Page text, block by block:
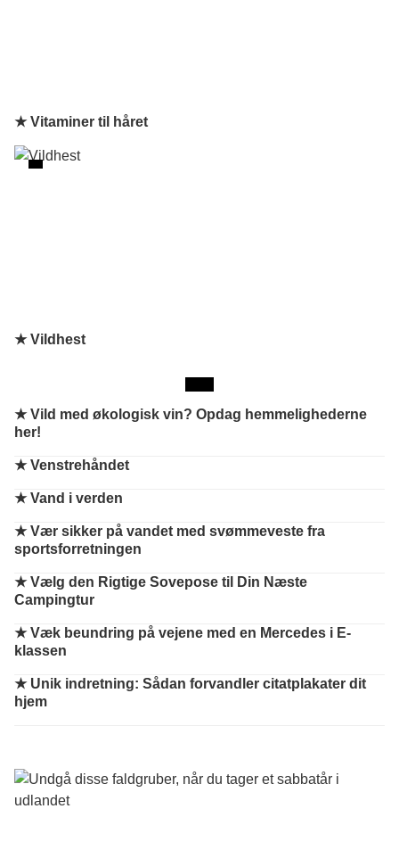
★ Vitaminer til håret
★ Vildhest
★Vild med økologisk vin? Opdag hemmelighederne
her!
★Venstrehåndet
★Vand i verden
★Vær sikker på vandet med svømmeveste fra
sportsforretningen
★Vælg den Rigtige Sovepose til Din Næste
Campingtur
★Væk beundring på vejene med en Mercedes i E-
klassen
★ Unik indretning: Sådan forvandler citatplakater dit
hjem